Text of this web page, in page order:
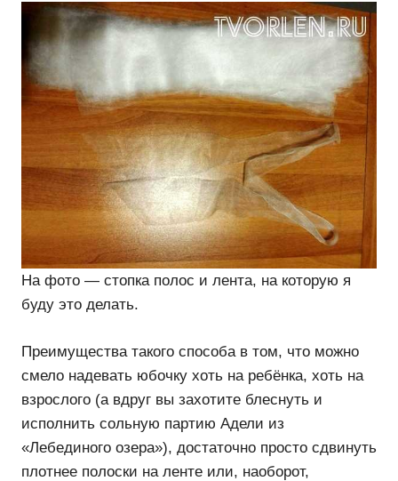
На фото — стопка полос и лента, на которую я
буду это делать.
Преимущества такого способа в том, что можно
смело надевать юбочку хоть на ребёнка, хоть на
взрослого (а вдруг вы захотите блеснуть и
исполнить сольную партию Адели из
«Лебединого озера»), достаточно просто сдвинуть
плотнее полоски на ленте или, наоборот,